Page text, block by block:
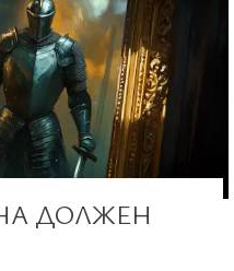
ДОЛЖЕН